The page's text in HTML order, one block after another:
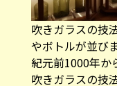
吹きガラスの技
やボトルが並び
紀元前1000年か
吹きガラスの技